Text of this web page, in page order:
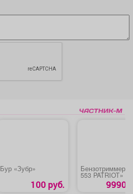
Бур «Зубр»
100 руб.
Бензотриммер
553 PATRIOT»
9990